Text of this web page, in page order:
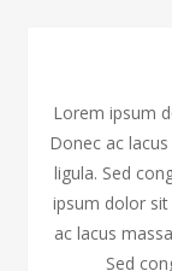
Lorem ipsum
Donec ac
ligula. Sed
ipsum dolor
ac lacus
Sed